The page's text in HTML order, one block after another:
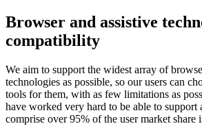
Browser and assistive
compatibility
We aim to support the widest array of
technologies as possible, so our users can
tools for them, with as few limitations as
have worked very hard to be able to support
comprise over 95% of the user market